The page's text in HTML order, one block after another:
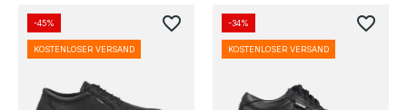
-45%
KOSTENLOSER VERSAND
favorite_border -34%
KOSTENLOSER VERSAND
favorite_border